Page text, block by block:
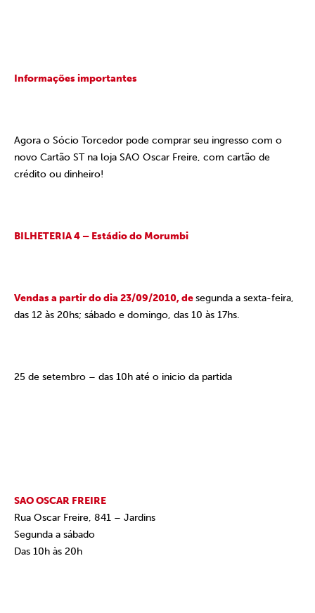
Informações importantes
Agora o Sócio Torcedor pode comprar seu ingresso com o
novo Cartão ST na loja SAO Oscar Freire, com cartão de
crédito ou dinheiro!
BILHETERIA 4 – Estádio do Morumbi
Vendas a partir do dia 23/09/2010, desegunda a sexta-feira,
das 12 às 20hs; sábado e domingo, das 10 às 17hs.
25 de setembro – das 10h até o inicio da partida
SAO OSCAR FREIRE
Rua Oscar Freire, 841 – Jardins
Segunda a sábado
Das 10h às 20h